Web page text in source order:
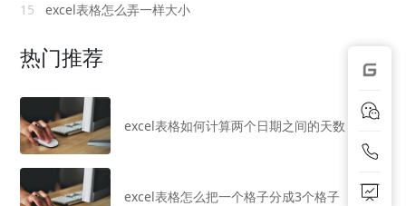
15
excel表格怎么弄一样大小
热门推荐
excel表格如何计算两个日期之间的天数
excel表格怎么把一个格子分成3个格子